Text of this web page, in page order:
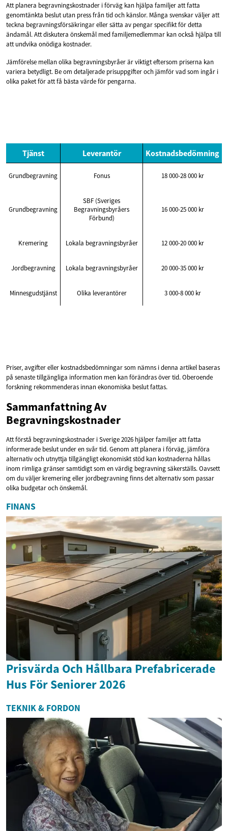
Att planera begravningskostnader i förväg kan hjälpa familjer att fatta
genomtänkta beslut utan press från tid och känslor. Många svenskar väljer att
teckna begravningsförsäkringar eller sätta av pengar specifikt för detta
ändamål. Att diskutera önskemål med familjemedlemmar kan också hjälpa till
att undvika onödiga kostnader.
Jämförelse mellan olika begravningsbyråer är viktigt eftersom priserna kan
variera betydligt. Be om detaljerade prisuppgifter och jämför vad som ingår i
olika paket för att få bästa värde för pengarna.
Tjänst Leverantör Kostnadsbedömning
Grundbegravning Fonus 18 000-28 000 kr
Grundbegravning
SBF (Sveriges
Begravningsbyråers
Förbund)
16 000-25 000 kr
Kremering Lokala begravningsbyråer 12 000-20 000 kr
Jordbegravning Lokala begravningsbyråer 20 000-35 000 kr
Minnesgudstjänst Olika leverantörer 3 000-8 000 kr
Priser, avgifter eller kostnadsbedömningar som nämns i denna artikel baseras
på senaste tillgängliga information men kan förändras över tid. Oberoende
forskning rekommenderas innan ekonomiska beslut fattas.
Sammanfattning Av
Begravningskostnader
Att förstå begravningskostnader i Sverige 2026 hjälper familjer att fatta
informerade beslut under en svår tid. Genom att planera i förväg, jämföra
alternativ och utnyttja tillgängligt ekonomiskt stöd kan kostnaderna hållas
inom rimliga gränser samtidigt som en värdig begravning säkerställs. Oavsett
om du väljer kremering eller jordbegravning finns det alternativ som passar
olika budgetar och önskemål.
FINANS
Prisvärda Och Hållbara Prefabricerade
Hus För Seniorer 2026
TEKNIK & FORDON